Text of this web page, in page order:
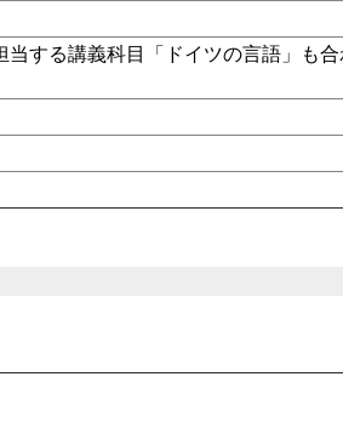
する講義科目「ドイツの言語」も